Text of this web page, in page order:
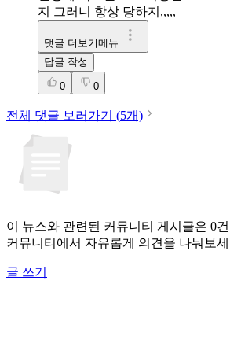
지 그러니 항상 당하지,,,,,
댓글 더보기메뉴
답글 작성
0 0
전체 댓글 보러가기 (5개)
이 뉴스와 관련된 커뮤니티 게시글은 0
커뮤니티에서 자유롭게 의견을 나눠보
글 쓰기